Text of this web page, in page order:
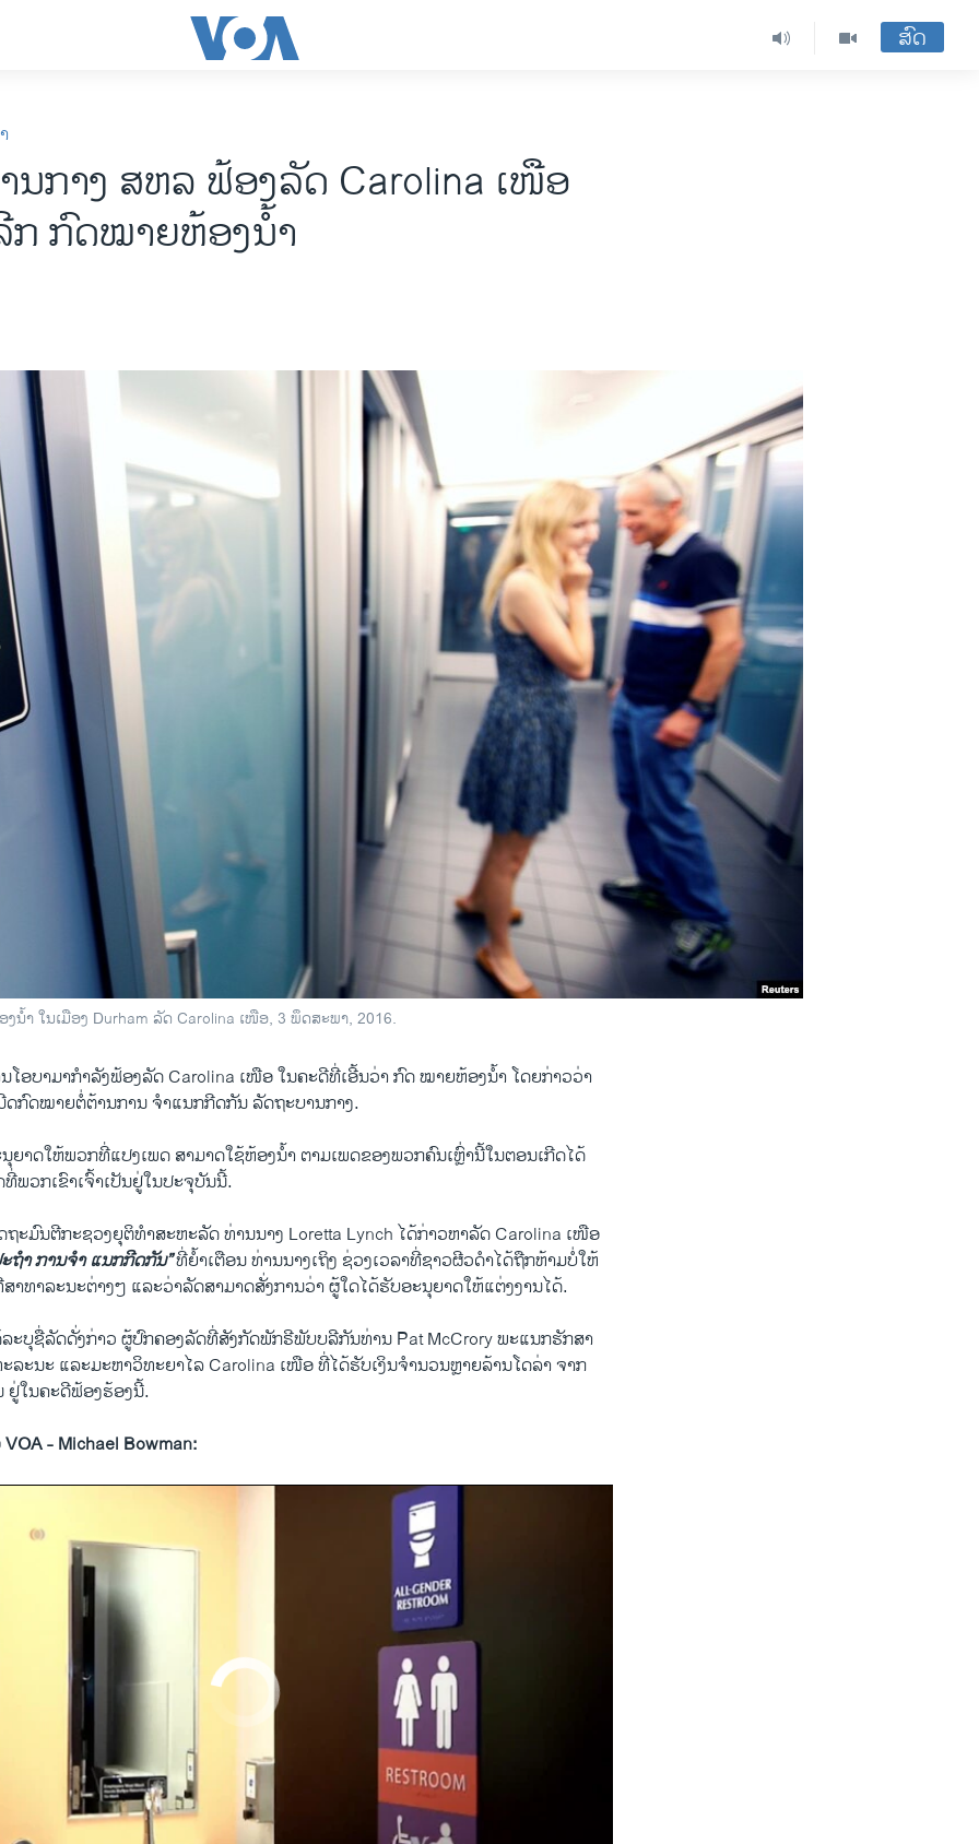
ສົດ
ນກາງ ສຫລ ຟ້ອງລັດ Carolina ເໜືອ
ກ ກົດໝາຍ​ຫ້ອງ​ນ້ຳ
ຳ ໃນເມືອງ Durham ລັດ Carolina ເໜືອ, 3 ພຶດສະພາ, 2016.
ໂອ​ບາ​ມາ​ກຳລັງ​ຟ້ອງ​ລັດ Carolina ​ເໜືອ ​ໃນ​ຄະດີ​ທີ່​ເອີ້ນ​ວ່າ ກົດ ໝາຍ​ຫ້ອງ​ນ້ຳ ໂດຍ​ກ່າວ​ວ່າ
ດ​ກົດໝາຍຕໍ່​ຕ້ານ​ການ ຈຳ​ແນ​ກກີດ​ກັນ ລັດຖະບານ​ກາງ.
າດ​ໃຫ້​ພວກ​ທີ່​ແປ​ງເພດ ສາມາດ​ໃຊ້​ຫ້ອງ​ນ້ຳ ຕາມ​ເພດ​ຂອງ​ພວກ​ຄົນ​ເຫຼົ່າ​ນີ້​ໃນ​ຕອນ​ເກີດ​ໄດ້
ພວກເຂົາ​ເຈົ້າ​ເປັນຢູ່​ໃນ​ປະຈຸ​ບັນ​ນີ້.
ະມົນຕີ​ກະຊວງ​ຍຸຕິ​ທຳສະຫະລັດ ທ່ານ​ນາງ Loretta Lynch ​ໄດ້​ກ່າວ​ຫາ​ລັດ Carolina ​ເໜືອ
ຖຳ ​ການຈຳ ​ແນ​ກກີດ​ກັນ”ທີ່​ຍ້ຳ​ເຕືອນ ​ທ່ານ​ນາງ​ເຖິງ ຊ່ວງ​ເວລາ​ທີ່ຊາວ​ຜີວ​ດຳ​ໄດ້​ຖືກ​ຫ້າມ​ບໍ່​ໃຫ້
າທາລະນະຕ່າງໆ ​ແລະ​ວ່າ​ລັດ​ສາມາດ​ສັ່ງການວ່າ ​ຜູ້​ໃດ​ໄດ້​ຮັບ​ອະນຸຍາດ​ໃຫ້ແຕ່ງງານໄດ້.
ະບຸ​ຊື່​ລັດ​ດັ່ງກ່າວ ​ຜູ້​ປົກຄອງລັດທີ່​ສັງກັດ​ພັກ​ຣີພັບ​ບລີ​ກັນທ່ານ Pat McCrory ພະ​ແນ​ກ​ຮັກສາ​
ລະນະ ​ແລະ​ມະຫາວິທະຍາ​ໄລ Carolina ​ເໜືອ ທີ່​ໄດ້​ຮັບ​ເງິນ​ຈຳນວນຫຼາຍ​ລ້ານ​ໂດ​ລ່າ ຈາກ​
ຢູ່ໃນ​ຄະດີ​ຟ້ອງ​ຮ້ອງ​ນີ້.
- Michael Bowman:
Justice Department Sues North Carolina over Transgender 'Bathroom' Law
No media source currently available